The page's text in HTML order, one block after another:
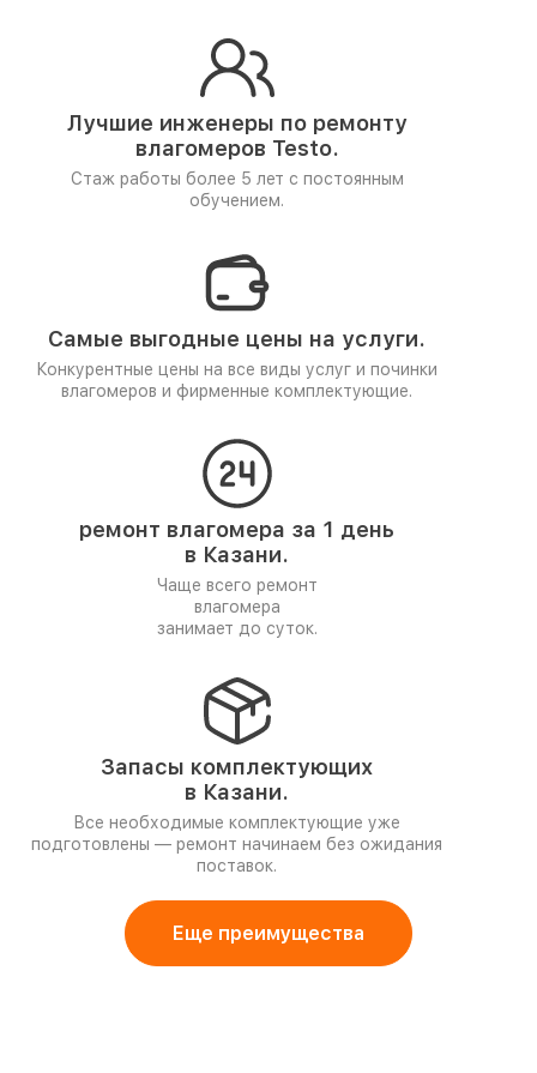
Лучшие инженеры по ремонту
влагомеров Testo.
Стаж работы более 5 лет с постоянным
обучением.
Самые выгодные цены на услуги.
Конкурентные цены на все виды услуг и починки
влагомеров и фирменные комплектующие.
ремонт влагомера за 1 день
в Казани.
Чаще всего ремонт
влагомера
занимает до суток.
Запасы комплектующих
в Казани.
Все необходимые комплектующие уже
подготовлены — ремонт начинаем без ожидания
поставок.
Еще преимущества